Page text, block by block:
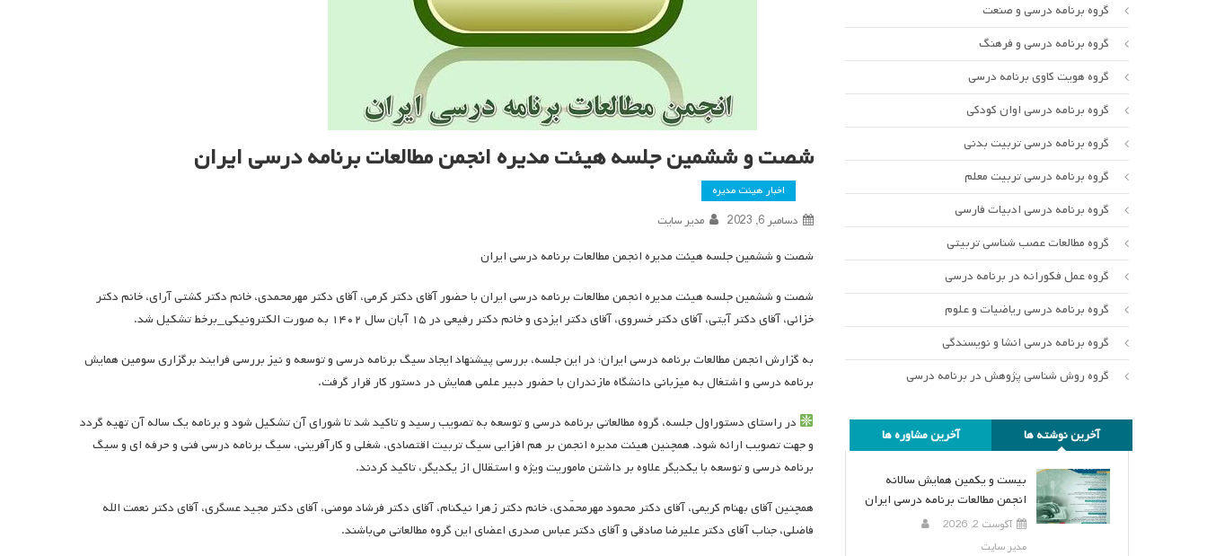
شصت و ششمین جلسه هیئت مدیره انجمن مطالعات برنامه درسی ایران
اخبار هیئت مدیره
دسامبر 6, 2023 مدیر سایت
شصت و ششمین جلسه هیئت مدیره انجمن مطالعات برنامه درسی ایران
شصت و ششمین جلسه هیئت مدیره انجمن مطالعات برنامه درسی ایران با حضور آقای دکتر کرمی، آقای دکتر مهرمحمدی، خانم دکتر کشتی آرای، خانم دکتر
خزائی، آقای دکتر آیتی، آقای دکتر خسروی، آقای دکتر ایزدی و خانم دکتر رفیعی در ۱۵ آبان سال ۱۴۰۲ به صورت الکترونیکی_برخط تشکیل شد.
به گزارش انجمن مطالعات برنامه درسی ایران؛ در این جلسه، بررسی پیشنهاد ایجاد سیگ برنامه درسی و توسعه و نیز بررسی فرایند برگزاری سومین همایش
برنامه درسی و اشتغال به میزبانی دانشگاه مازندران با حضور دبیر علمی همایش در دستور کار قرار گرفت.
در راستای دستوراول جلسه، گروه مطالعاتی برنامه درسی و توسعه به تصویب رسید و تاکید شد تا شورای آن تشکیل شود و برنامه یک ساله آن تهیه گردد
و جهت تصویب ارائه شود. همچنین هیئت مدیره انجمن بر هم افزایی سیگ تربیت اقتصادی، شغلی و کارآفرینی، سیگ برنامه درسی فنی و حرفه ­ای و سیگ
برنامه درسی و توسعه با یکدیگر علاوه بر داشتن ماموریت ویژه و استقلال از یکدیگر، تاکید کردند.
همچنین آقای بهنام کریمی، آقای دکتر محمود مهرمحمّدی، خانم دکتر زهرا نیکنام، آقای دکتر فرشاد مومنی، آقای دکتر مجید عسگری، آقای دکتر نعمت الله
فاضلی، جناب آقای دکتر علیرضا صادقی و آقای دکتر عباس صدری اعضای این گروه مطالعاتی می‌باشند.
گروه برنامه درسی و صنعت
گروه برنامه درسی و فرهنگ
گروه هویت کاوی برنامه درسی
گروه برنامه درسی اوان کودکی
گروه برنامه درسی تربیت بدنی
گروه برنامه درسی تربیت معلم
گروه برنامه درسی ادبیات فارسی
گروه مطالعات عصب شناسی تربیتی
گروه عمل فکورانه در برنامه درسی
گروه برنامه درسی ریاضیات و علوم
گروه برنامه درسی انشا و نویسندگی
گروه روش شناسی پژوهش در برنامه درسی
آخرین نوشته ها آخرین مشاوره ها
بیست و یکمین همایش سالانه
انجمن مطالعات برنامه درسی ایران
آگوست 2, 2026
مدیر سایت